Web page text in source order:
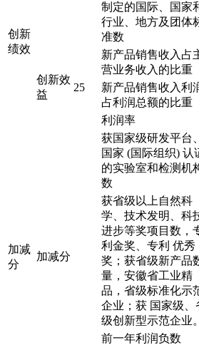
创新
绩效
制定的国际、国家
行业、地方及团体
准数
创新效
益
25
新产品销售收入占
营业务收入的比重
新产品销售收入利
占利润总额的比重
利润率
加减
分
加减分
获国家级研发平台、
国家 (国际组织) 认
的实验室和检测机
数
获省级以上自然科
学、技术发明、科
进步等奖项目数，
利金奖、专利 优秀
奖；获省级新产品
量，安徽省工业精
品，省级标准化示
企业；获 国家级、
级创新型示范企业。
前一年利润负数